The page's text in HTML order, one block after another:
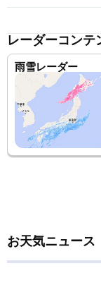
レーダーコンテ
雨雪レーダー
お天気ニュース